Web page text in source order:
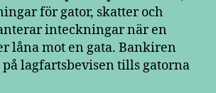
för gator, skatter och
inteckningar när en
låna mot en gata. Bankiren
lagfartsbevisen tills gatorna